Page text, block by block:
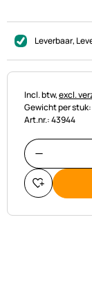
Leverbaar,
Incl. btw,excl.
Gewicht per
Art.nr.: 43944